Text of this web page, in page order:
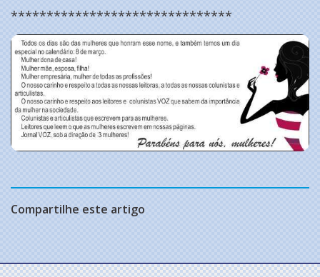
*******************************
Compartilhe este artigo